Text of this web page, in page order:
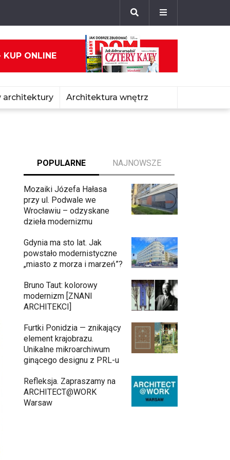
KUP ONLINE
architektury Architektura wnętrz
POPULARNE NAJNOWSZE
Mozaiki Józefa Hałasa
przy ul. Podwale we
Wrocławiu – odzyskane
dzieła modernizmu
Gdynia ma sto lat. Jak
powstało modernistyczne
„miasto z morza i marzeń”?
Bruno Taut: kolorowy
modernizm [ZNANI
ARCHITEKCI]
Furtki Ponidzia — znikający
element krajobrazu.
Unikalne mikroarchiwum
ginącego designu z PRL-u
Refleksja. Zapraszamy na
ARCHITECT@WORK
Warsaw